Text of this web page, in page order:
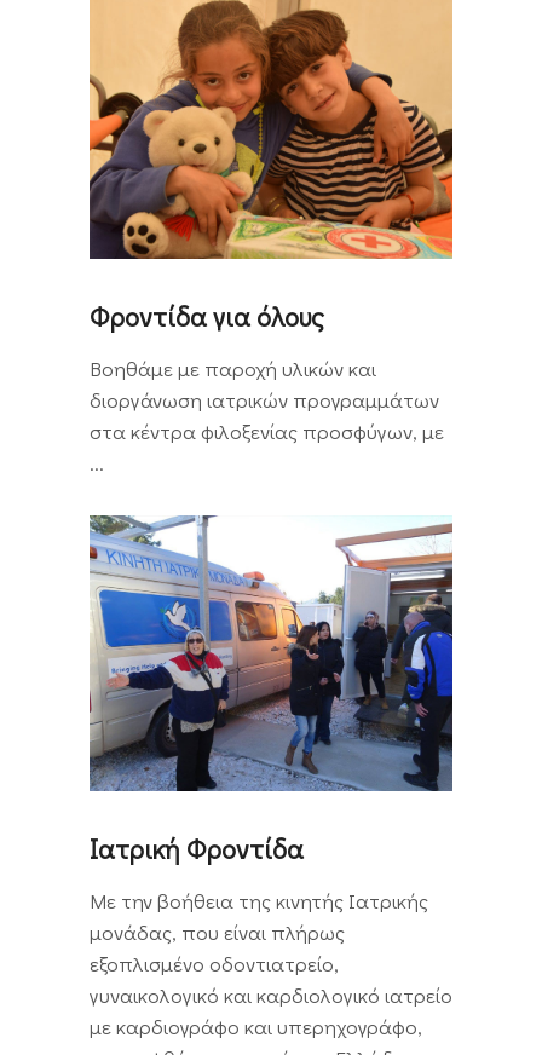
Φροντίδα για όλους
Bοηθάμε με παροχή υλικών και
διοργάνωση ιατρικών προγραμμάτων
στα κέντρα φιλοξενίας προσφύγων, με
...
Ιατρική Φροντίδα
Με την βοήθεια της κινητής Ιατρικής
μονάδας, που είναι πλήρως
εξοπλισμένο οδοντιατρείο,
γυναικολογικό και καρδιολογικό ιατρείο
με καρδιογράφο και υπερηχογράφο,